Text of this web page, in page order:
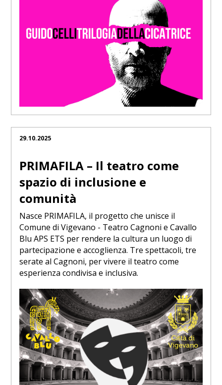
29.10.2025
PRIMAFILA – Il teatro come
spazio di inclusione e
comunità
Nasce PRIMAFILA, il progetto che unisce il
Comune di Vigevano - Teatro Cagnoni e Cavallo
Blu APS ETS per rendere la cultura un luogo di
partecipazione e accoglienza. Tre spettacoli, tre
serate al Cagnoni, per vivere il teatro come
esperienza condivisa e inclusiva.